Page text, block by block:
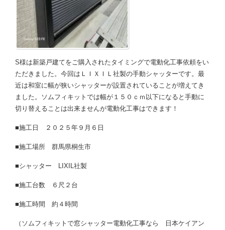
S様は新築戸建てをご購入されたタイミングで電動化工事依頼をい
ただきました。今回はＬＩＸＩＬ社製の手動シャッターです。最
近は和室に幅が狭いシャッターが設置されていることが増えてき
ました。ソムフィキットでは幅が１５０ｃｍ以下になると手動に
切り替えることは出来ませんが電動化工事はできます！
■施工日 ２０２５年９月６日
■施工場所 群馬県桐生市
■シャッター LIXIL社製
■施工台数 ６尺２台
■施工時間 約４時間
（ソムフィキットで窓シャッター電動化工事なら 日本ケイアン